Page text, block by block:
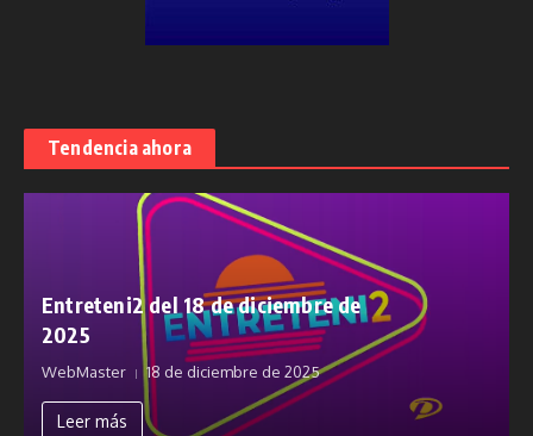
Tendencia ahora
Entreteni2 del 18 de diciembre de
2025
WebMaster 18 de diciembre de 2025
Leer más